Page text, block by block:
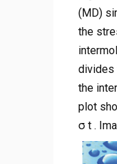
(MD)
the
divides
the
plot
σ t .